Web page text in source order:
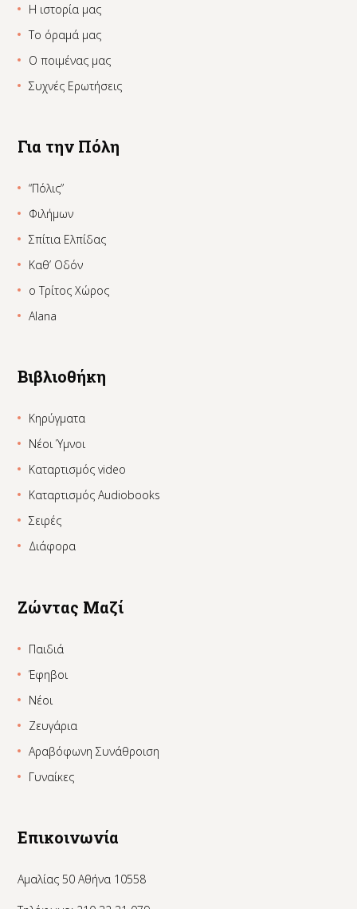
Η ιστορία μας
Το όραμά μας
Ο ποιμένας μας
Συχνές Ερωτήσεις
Για την Πόλη
“Πόλις”
Φιλήμων
Σπίτια Ελπίδας
Καθ’ Οδόν
ο Τρίτος Χώρος
Alana
Βιβλιοθήκη
Κηρύγματα
Νέοι Ύμνοι
Καταρτισμός video
Καταρτισμός Audiobooks
Σειρές
Διάφορα
Ζώντας Μαζί
Παιδιά
Έφηβοι
Νέοι
Ζευγάρια
Αραβόφωνη Συνάθροιση
Γυναίκες
Επικοινωνία
Αμαλίας 50 Αθήνα 10558